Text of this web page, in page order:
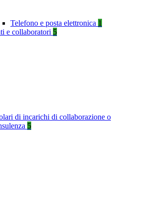
Telefono e posta elettronica 1
e collaboratori 5
di incarichi di collaborazione o
5